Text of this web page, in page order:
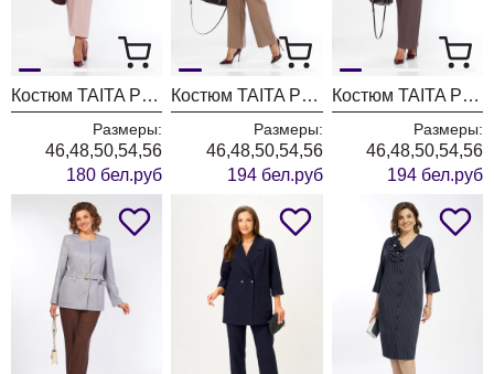
Костюм TAITA PLUS 2622/2 пудра
Размеры:
46,48,50,54,56
180 бел.руб
Костюм TAITA PLUS 2329/26 капучинно
Размеры:
46,48,50,54,56
194 бел.руб
Костюм TAITA PLUS 2329/27 какао
Размеры:
46,48,50,54,56
194 бел.руб